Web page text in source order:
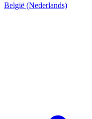
België (Nederlands)